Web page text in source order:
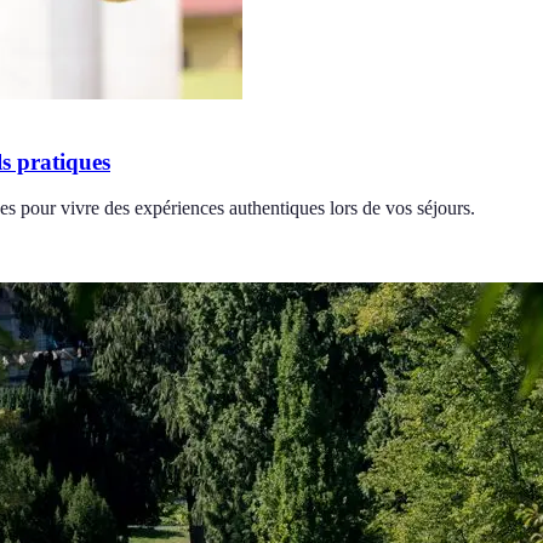
pratiques
pour vivre des expériences authentiques lors de vos séjours.